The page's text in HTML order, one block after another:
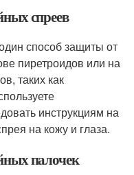
спреев
способ защиты от
пиретроидов или на
таких как
инструкциям на
на кожу и глаза.
палочек